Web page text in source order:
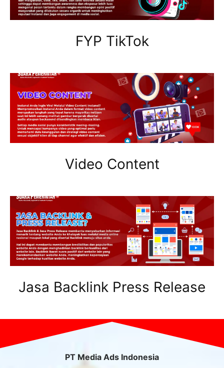
FYP TikTok
Video Content
Jasa Backlink Press Release
PT Media Ads Indonesia